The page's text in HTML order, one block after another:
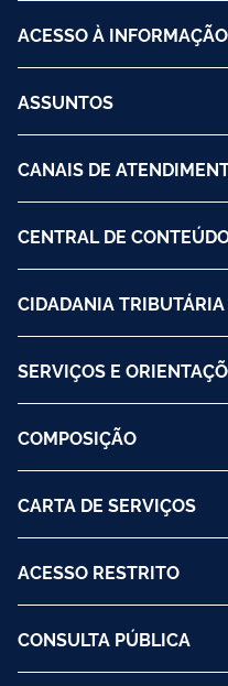
ACESSO À INFORMAÇÃO
ASSUNTOS
CANAIS DE
CENTRAL DE
CIDADANIA TRIBUTÁRIA
SERVIÇOS E
COMPOSIÇÃO
CARTA DE SERVIÇOS
ACESSO RESTRITO
CONSULTA PÚBLICA